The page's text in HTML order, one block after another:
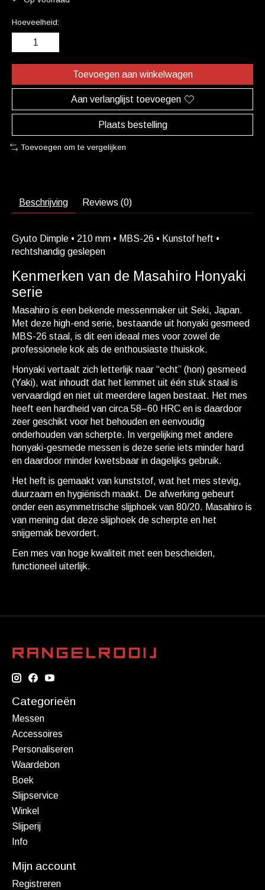
Hoeveelheid:
Toevoegen aan winkelwagen
Aan verlanglijst toevoegen
Plaats bestelling
Toevoegen om te vergelijken
Beschrijving Reviews (0)
Gyuto Dimple • 210 mm • MBS-26 • Kunstof heft •
rechtshandig geslepen
Kenmerken van de Masahiro Honyaki
serie
Masahiro is een bekende messenmaker uit Seki, Japan.
Met deze high-end serie, bestaande uit honyaki gesmeed
MBS-26 staal, is dit een ideaal mes voor zowel de
professionele kok als de enthousiaste thuiskok.
Honyaki vertaalt zich letterlijk naar “echt” (hon) gesmeed
(Yaki), wat inhoudt dat het lemmet uit één stuk staal is
vervaardigd en niet uit meerdere lagen bestaat. Het mes
heeft een hardheid van circa 58–60 HRC en is daardoor
zeer geschikt voor het behouden en eenvoudig
onderhouden van scherpte. In vergelijking met andere
honyaki-gesmede messen is deze serie iets minder hard
en daardoor minder kwetsbaar in dagelijks gebruik.
Het heft is gemaakt van kunststof, wat het mes stevig,
duurzaam en hygiënisch maakt. De afwerking gebeurt
onder een asymmetrische slijphoek van 80/20. Masahiro is
van mening dat deze slijphoek de scherpte en het
snijgemak bevordert.
Een mes van hoge kwaliteit met een bescheiden,
functioneel uiterlijk.
Categorieën
Messen
Accessoires
Personaliseren
Waardebon
Boek
Slijpservice
Winkel
Slijperij
Info
Mijn account
Registreren